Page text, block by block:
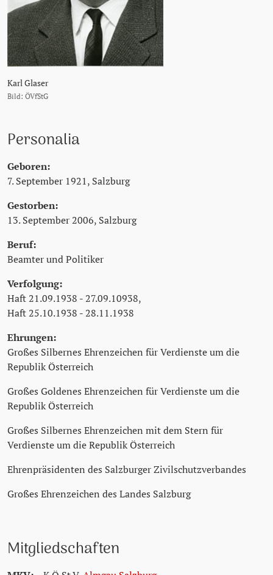
Karl Glaser
Bild: ÖVfStG
Personalia
Geboren:
7. September 1921, Salzburg
Gestorben:
13. September 2006, Salzburg
Beruf:
Beamter und Politiker
Verfolgung:
Haft 21.09.1938 - 27.09.10938,
Haft 25.10.1938 - 28.11.1938
Ehrungen:
Großes Silbernes Ehrenzeichen für Verdienste um die
Republik Österreich
Großes Goldenes Ehrenzeichen für Verdienste um die
Republik Österreich
Großes Silbernes Ehrenzeichen mit dem Stern für
Verdienste um die Republik Österreich
Ehrenpräsidenten des Salzburger Zivilschutzverbandes
Großes Ehrenzeichen des Landes Salzburg
Mitgliedschaften